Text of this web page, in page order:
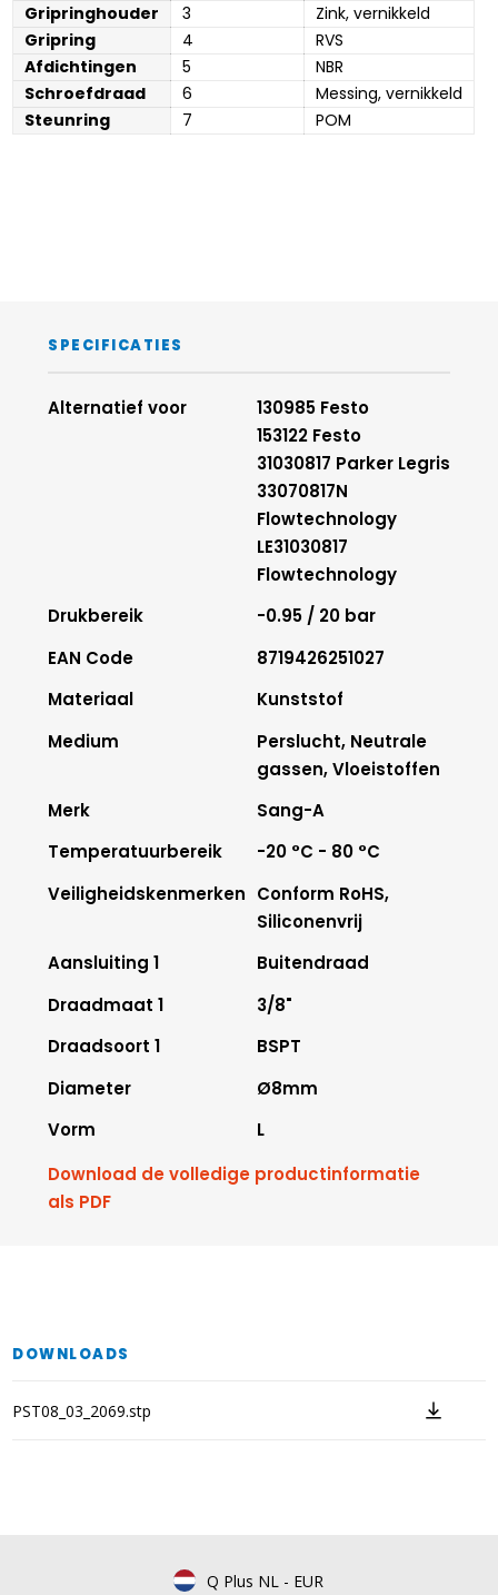
Gripringhouder
3
Zink, vernikkeld
Gripring
4
RVS
Afdichtingen
5
NBR
Schroefdraad
6
Messing, vernikkeld
Steunring
7 POM
SPECIFICATIES
Alternatief voor
130985 Festo
153122 Festo
31030817 Parker Legris
33070817N
Flowtechnology
LE31030817
Flowtechnology
Drukbereik
-0.95 / 20 bar
EAN Code
8719426251027
Materiaal
Kunststof
Medium
Perslucht, Neutrale
gassen, Vloeistoffen
Merk
Sang-A
Temperatuurbereik
-20 °C - 80 °C
Veiligheidskenmerken Conform RoHS,
Siliconenvrij
Aansluiting 1
Buitendraad
Draadmaat 1
3/8"
Draadsoort 1
BSPT
Diameter
Ø8mm
Vorm
L
Download de volledige productinformatie
als PDF
DOWNLOADS
PST08_03_2069.stp
Q Plus NL - EUR